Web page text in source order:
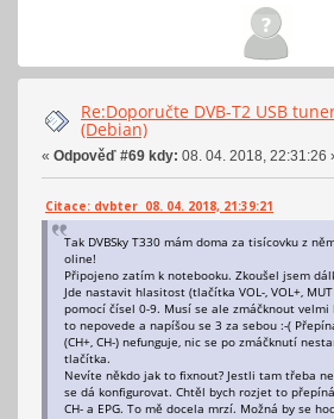
Re:Doporučte DVB-T2 USB
(Debian)
« Odpověď #69 kdy: 08. 04. 2018, 22:31:26
Citace: dvbter 08. 04. 2018, 21:39:21
Tak DVBSky T330 mám doma za tisícovku z
oline!
Připojeno zatím k notebooku. Zkoušel jsem
Jde nastavit hlasitost (tlačítka VOL-, VOL+,
pomocí čísel 0-9. Musí se ale zmáčknout
to nepovede a napíšou se 3 za sebou :-(
(CH+, CH-) nefunguje, nic se po zmáčknutí
tlačítka.
Nevíte někdo jak to fixnout? Jestli tam třeba
se dá konfigurovat. Chtěl bych rozjet to
CH- a EPG. To mě docela mrzí. Možná by se